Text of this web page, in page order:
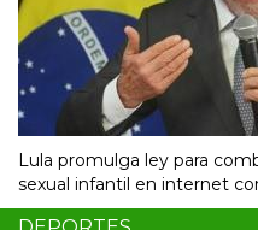
Lula promulga ley para
sexual infantil en internet